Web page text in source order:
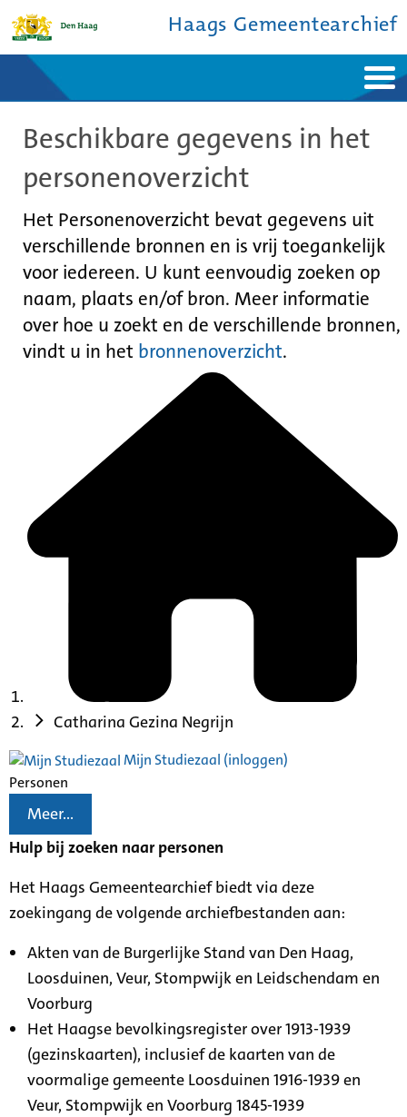
Haags Gemeentearchief
Ontdek de stad
De studiezaal
Bronnen en collecties
Contact
Beschikbare gegevens in het
personenoverzicht
Het Personenoverzicht bevat gegevens uit
verschillende bronnen en is vrij toegankelijk
voor iedereen. U kunt eenvoudig zoeken op
naam, plaats en/of bron. Meer informatie
over hoe u zoekt en de verschillende bronnen,
vindt u in het bronnenoverzicht.
Catharina Gezina Negrijn
Mijn Studiezaal (inloggen)
Personen
Meer...
Hulp bij zoeken naar personen
Het Haags Gemeentearchief biedt via deze
zoekingang de volgende archiefbestanden aan:
Akten van de Burgerlijke Stand van Den Haag,
Loosduinen, Veur, Stompwijk en Leidschendam en
Voorburg
Het Haagse bevolkingsregister over 1913-1939
(gezinskaarten), inclusief de kaarten van de
voormalige gemeente Loosduinen 1916-1939 en
Veur, Stompwijk en Voorburg 1845-1939